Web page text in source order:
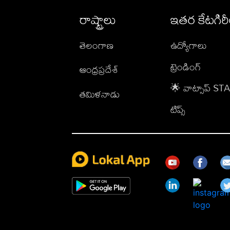
రాష్ట్రాలు
తెలంగాణ
ఆంధ్రప్రదేశ్
తమిళనాడు
ఇతర
ఉద్యోగాలు
ట్రెండింగ్
🌟 వాట్సాప్
టిప్స్